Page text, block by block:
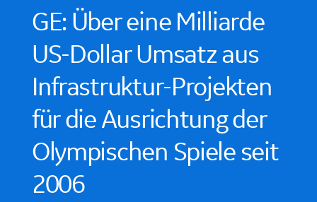
GE: Über eine Milliarde
US-Dollar Umsatz aus
Infrastruktur-Projekten
für die Ausrichtung der
Olympischen Spiele seit
2006